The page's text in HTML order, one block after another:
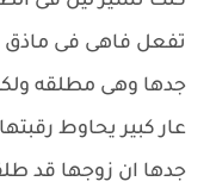
تفعل فاهى فى ماذق
جدها وهى مطلقه
عار كبير يحاوط
جدها ان زوجها قد